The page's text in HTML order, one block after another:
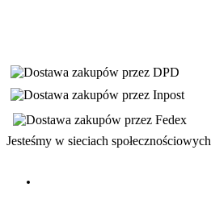
Jesteśmy w sieciach społecznościowych